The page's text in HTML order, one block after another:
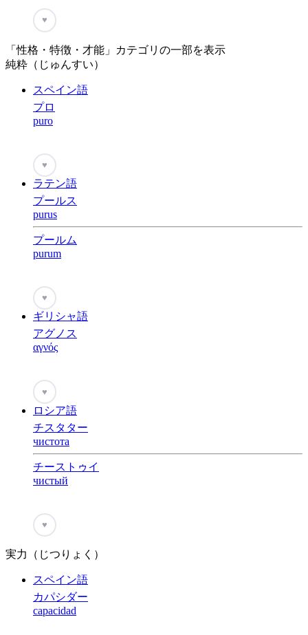
♥
「性格・特徴・才能」カテゴリの一部を表示
純粋（じゅんすい）
スペイン語
プロ
puro
♥
ラテン語
プールス
purus
プールム
purum
♥
ギリシャ語
アグノス
αγνός
♥
ロシア語
チスタター
чистота
チーストゥイ
чистый
♥
実力（じつりょく）
スペイン語
カパシダー
capacidad